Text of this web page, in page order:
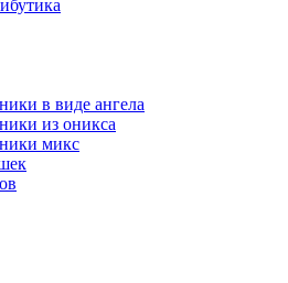
в виде ангела
из оникса
микс